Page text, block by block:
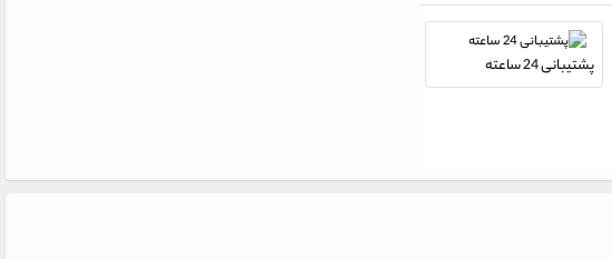
پشتیبانی 24 ساعته